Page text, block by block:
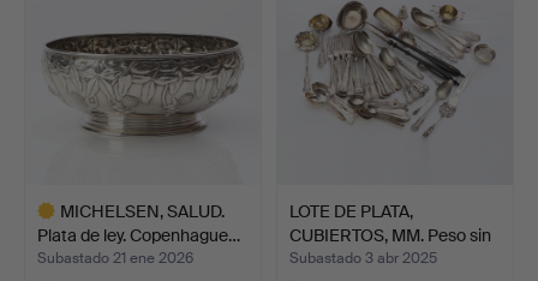
MICHELSEN, SALUD.
Plata de ley. Copenhague…
Subastado 21 ene 2026
LOTE DE PLATA,
CUBIERTOS, MM. Peso sin
inc…
Subastado 3 abr 2025